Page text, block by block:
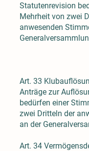
Statutenrevision
Mehrheit von zwei
anwesenden
Art. 33
Anträge zur
bedürfen einer
zwei Dritteln der
an der
Art. 34